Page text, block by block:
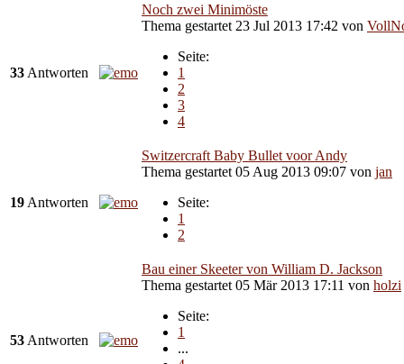
33 Antworten
Noch zwei Minimöste
Thema gestartet 23 Jul 2013 17:42 von
Seite:
1
2
3
4
19 Antworten
Switzercraft Baby Bullet voor Andy
Thema gestartet 05 Aug 2013 09:07 von jan
Seite:
1
2
53 Antworten
Bau einer Skeeter von William D. Jackson
Thema gestartet 05 Mär 2013 17:11 von holzi
Seite:
1
...